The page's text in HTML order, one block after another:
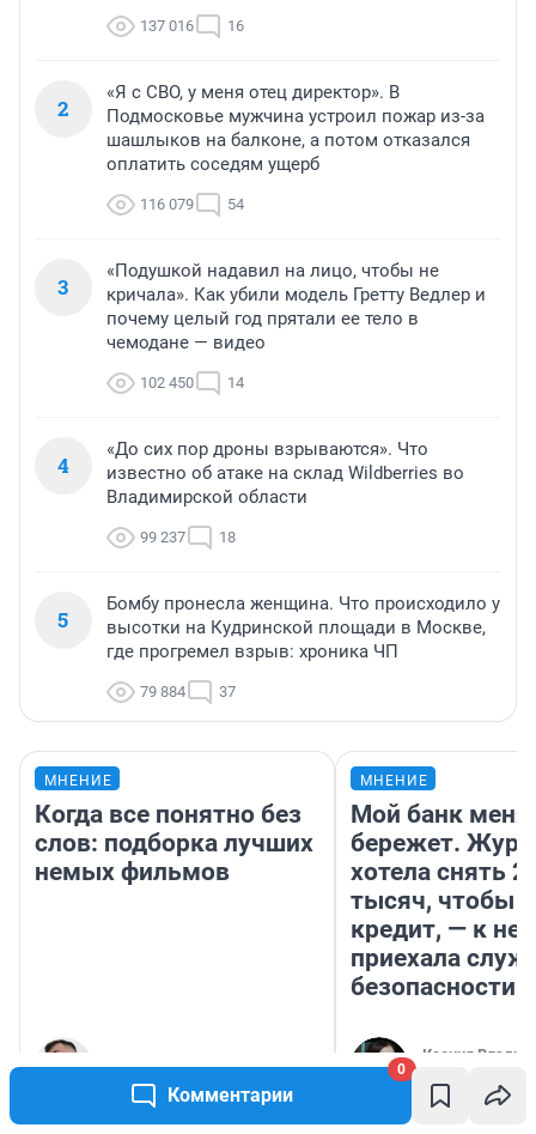
Комментарии
0
137 016 16
2
«Я с СВО, у меня отец директор». В
Подмосковье мужчина устроил пожар из-за
шашлыков на балконе, а потом отказался
оплатить соседям ущерб
116 079 54
3
«Подушкой надавил на лицо, чтобы не
кричала». Как убили модель Гретту Ведлер и
почему целый год прятали ее тело в
чемодане — видео
102 450 14
4
«До сих пор дроны взрываются». Что
известно об атаке на склад Wildberries во
Владимирской области
99 237 18
5
Бомбу пронесла женщина. Что происходило у
высотки на Кудринской площади в Москве,
где прогремел взрыв: хроника ЧП
79 884 37
МНЕНИЕ
Когда все понятно без
слов: подборка лучших
немых фильмов
Кирилл Титов
МНЕНИЕ
Мой банк меня
бережет.
хотела снять
тысяч, чтобы
кредит, — к
приехала
безопасности
Ксения